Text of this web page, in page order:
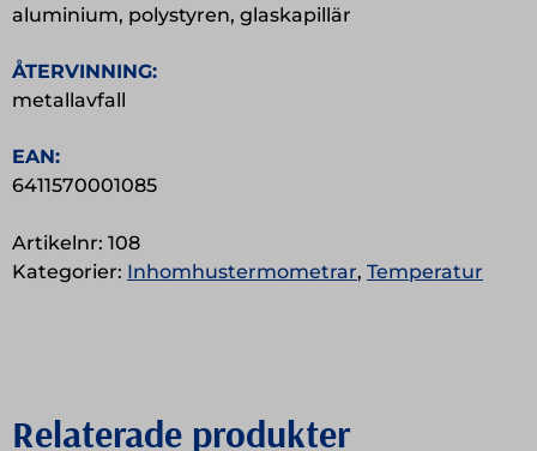
aluminium, polystyren, glaskapillär
ÅTERVINNING:
metallavfall
EAN:
6411570001085
Artikelnr: 108
Kategorier: Inhomhustermometrar, Temperatur
Relaterade produkter